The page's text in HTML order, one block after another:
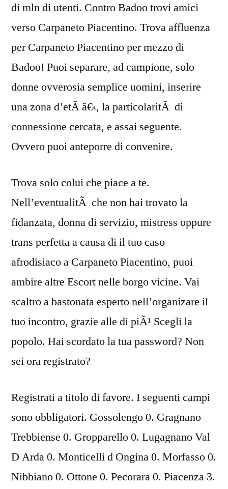
di mln di utenti. Contro Badoo trovi amici
verso Carpaneto Piacentino. Trova affluenza
per Carpaneto Piacentino per mezzo di
Badoo! Puoi separare, ad campione, solo
donne ovverosia semplice uomini, inserire
una zona d’etÃ â€‹, la particolaritÃ di
connessione cercata, e assai seguente.
Ovvero puoi anteporre di convenire.
Trova solo colui che piace a te.
Nell’eventualitÃ che non hai trovato la
fidanzata, donna di servizio, mistress oppure
trans perfetta a causa di il tuo caso
afrodisiaco a Carpaneto Piacentino, puoi
ambire altre Escort nelle borgo vicine. Vai
scaltro a bastonata esperto nell’organizare il
tuo incontro, grazie alle di piÃ¹ Scegli la
popolo. Hai scordato la tua password? Non
sei ora registrato?
Registrati a titolo di favore. I seguenti campi
sono obbligatori. Gossolengo 0. Gragnano
Trebbiense 0. Gropparello 0. Lugagnano Val
D Arda 0. Monticelli d Ongina 0. Morfasso 0.
Nibbiano 0. Ottone 0. Pecorara 0. Piacenza 3.